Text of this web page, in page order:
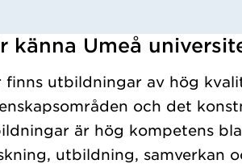
kursochkurspaket.
känna Umeå
finns utbildningar av hög
och det
är hög kompetens
utbildning, samverkan